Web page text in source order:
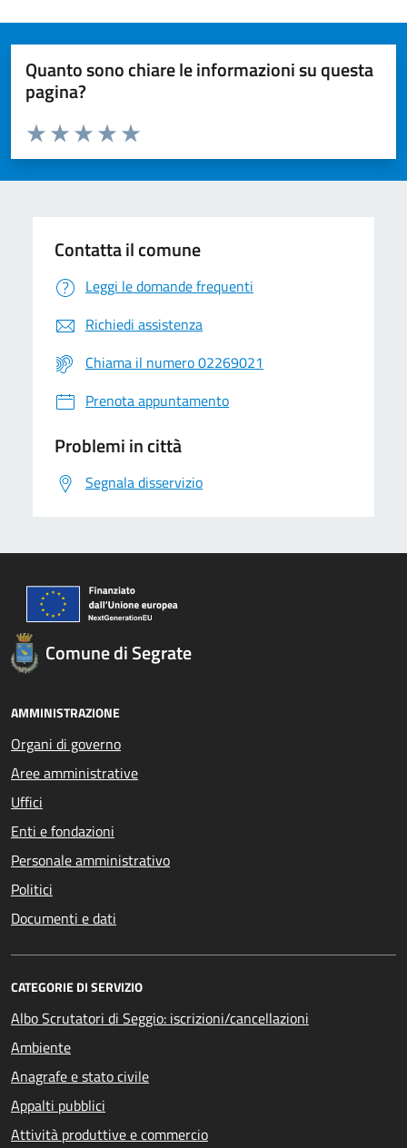
Quanto sono chiare le informazioni su questa
pagina?
Valuta da 1 a 5 stelle la pagina
Valuta 5 stelle su 5
Valuta 4 stelle su 5
Valuta 3 stelle su 5
Valuta 2 stelle su 5
Valuta 1 stelle su 5
Contatta il comune
Leggi le domande frequenti
Richiedi assistenza
Chiama il numero 02269021
Prenota appuntamento
Problemi in città
Segnala disservizio
Comune di Segrate
AMMINISTRAZIONE
Organi di governo
Aree amministrative
Uffici
Enti e fondazioni
Personale amministrativo
Politici
Documenti e dati
CATEGORIE DI SERVIZIO
Albo Scrutatori di Seggio: iscrizioni/cancellazioni
Ambiente
Anagrafe e stato civile
Appalti pubblici
Attività produttive e commercio